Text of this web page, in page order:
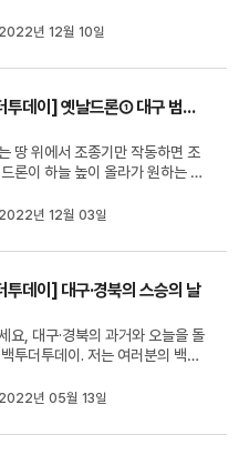
영팀이 헬기에 타서 다소의 위
야 했습니다. 설을 앞둔 1992년
어땠을까요?(영상편집...
년 12월 10일
[백투더투데이] 옛날드론① 대구 범어동-만촌동
땅 위에서 조종기만 작동하면 조
론이 하늘 높이 올라가 원하는 대
해도 대구MBC 촬영팀이 헬기에
창밖의 영상을 찍어야 했습니다.
일대 모습은 어땠을...
년 12월 03일
투데이] 대구·경북의 스승의 날
요, 대구·경북의 과거와 오늘을 돌
투더투데이. 저는 여러분의 백투
달인데요. 다가오는 5월 15일
이 과거의 ‘스승의날’ 풍경을 모아
년 05월 13일